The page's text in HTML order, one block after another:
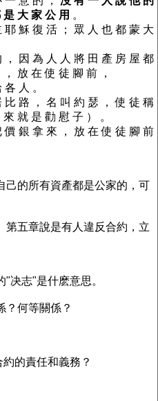
大 家 公 用 。
穌 復 活 ； 眾 人 也 都 蒙 大
因 為 人 人 將 田 產 房 屋 都
放 在 使 徒 腳 前 ，
人 。
路 ， 名 叫 約 瑟 ， 使 徒 稱
就 是 勸 慰 子 ） 。
銀 拿 來 ， 放 在 使 徒 腳 前
己的所有資產都是公家的，可
第五章說是有人違反合約，立
决志"是什麽意思。
？何等關係？
的責任和義務？